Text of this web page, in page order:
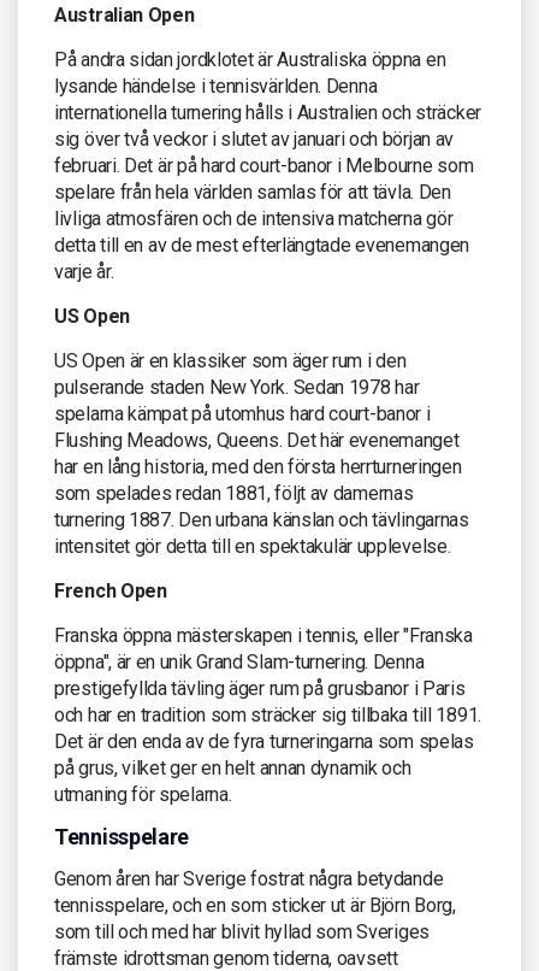
Australian Open
På andra sidan jordklotet är Australiska öppna en
lysande händelse i tennisvärlden. Denna
internationella turnering hålls i Australien och sträcker
sig över två veckor i slutet av januari och början av
februari. Det är på hard court-banor i Melbourne som
spelare från hela världen samlas för att tävla. Den
livliga atmosfären och de intensiva matcherna gör
detta till en av de mest efterlängtade evenemangen
varje år.
US Open
US Open är en klassiker som äger rum i den
pulserande staden New York. Sedan 1978 har
spelarna kämpat på utomhus hard court-banor i
Flushing Meadows, Queens. Det här evenemanget
har en lång historia, med den första herrturneringen
som spelades redan 1881, följt av damernas
turnering 1887. Den urbana känslan och tävlingarnas
intensitet gör detta till en spektakulär upplevelse.
French Open
Franska öppna mästerskapen i tennis, eller "Franska
öppna", är en unik Grand Slam-turnering. Denna
prestigefyllda tävling äger rum på grusbanor i Paris
och har en tradition som sträcker sig tillbaka till 1891.
Det är den enda av de fyra turneringarna som spelas
på grus, vilket ger en helt annan dynamik och
utmaning för spelarna.
Tennisspelare
Genom åren har Sverige fostrat några betydande
tennisspelare, och en som sticker ut är Björn Borg,
som till och med har blivit hyllad som Sveriges
främste idrottsman genom tiderna, oavsett